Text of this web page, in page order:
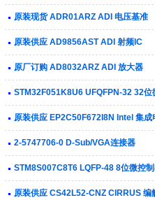
原装现货 ADR01ARZ ADI 电压基准
原装供应 AD9856AST ADI 射频IC
原厂订购 AD8032ARZ ADI 放大器
STM32F051K8U6 UFQFPN-32 32位
原装供应 EP2C50F672I8N Intel 集成
2-5747706-0 D-Sub/VGA连接器
STM8S007C8T6 LQFP-48 8位微控
原装供应 CS42L52-CNZ CIRRUS 编